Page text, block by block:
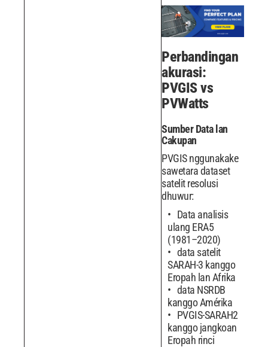
Perbandingan
akurasi:
PVGIS vs
PVWatts
Sumber Data lan
Cakupan
PVGIS nggunakake
sawetara dataset
satelit resolusi
dhuwur:
Data analisis
ulang ERA5
(1981–2020)
data satelit
SARAH-3 kanggo
Eropah lan Afrika
data NSRDB
kanggo Amérika
PVGIS-SARAH2
kanggo jangkoan
Eropah rinci